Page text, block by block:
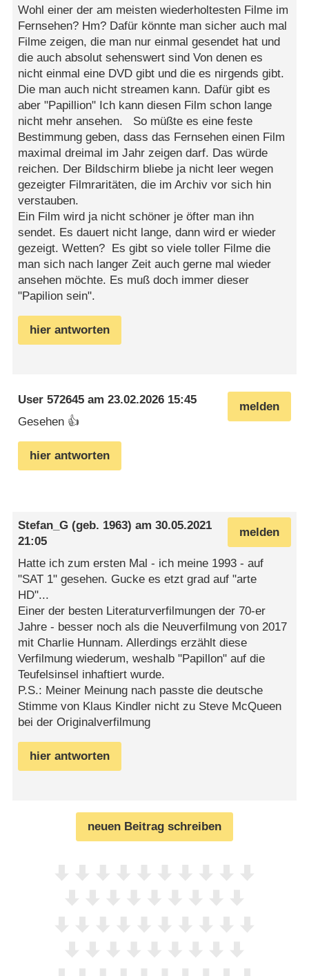
Wohl einer der am meisten wiederholtesten Filme im
Fernsehen? Hm? Dafür könnte man sicher auch mal
Filme zeigen, die man nur einmal gesendet hat und
die auch absolut sehenswert sind Von denen es
nicht einmal eine DVD gibt und die es nirgends gibt.
Die man auch nicht streamen kann. Dafür gibt es
aber "Papillion" Ich kann diesen Film schon lange
nicht mehr ansehen. So müßte es eine feste
Bestimmung geben, dass das Fernsehen einen Film
maximal dreimal im Jahr zeigen darf. Das würde
reichen. Der Bildschirm bliebe ja nicht leer wegen
gezeigter Filmraritäten, die im Archiv vor sich hin
verstauben.
Ein Film wird ja nicht schöner je öfter man ihn
sendet. Es dauert nicht lange, dann wird er wieder
gezeigt. Wetten? Es gibt so viele toller Filme die
man sich nach langer Zeit auch gerne mal wieder
ansehen möchte. Es muß doch immer dieser
"Papilion sein".
hier antworten
melden
User 572645 am23.02.2026 15:45
Gesehen 👍
hier antworten
melden
Stefan_G (geb. 1963) am30.05.2021
21:05
Hatte ich zum ersten Mal - ich meine 1993 - auf
"SAT 1" gesehen. Gucke es etzt grad auf "arte
HD"...
Einer der besten Literaturverfilmungen der 70-er
Jahre - besser noch als die Neuverfilmung von 2017
mit Charlie Hunnam. Allerdings erzählt diese
Verfilmung wiederum, weshalb "Papillon" auf die
Teufelsinsel inhaftiert wurde.
P.S.: Meiner Meinung nach passte die deutsche
Stimme von Klaus Kindler nicht zu Steve McQueen
bei der Originalverfilmung
hier antworten
neuen Beitrag schreiben